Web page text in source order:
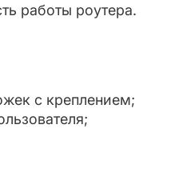
работы роутера.
с креплением;